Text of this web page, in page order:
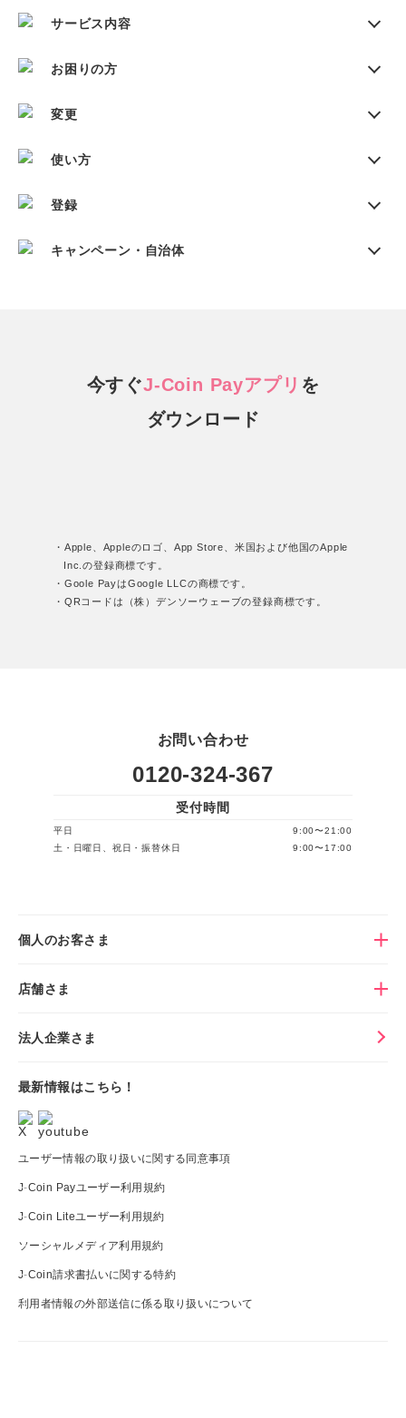
サービス内容
お困りの方
変更
使い方
登録
キャンペーン・自治体
今すぐJ-Coin Payアプリ を
ダウンロード
・Apple、Appleのロゴ、App Store、米国および他国のApple
Inc.の登録商標です。
・Goole PayはGoogle LLCの商標です。
・QRコードは（株）デンソーウェーブの登録商標です。
お問い合わせ
0120-324-367
受付時間
平日
9:00〜21:00
土・日曜日、祝日・振替休日
9:00〜17:00
個人のお客さま
店舗さま
法人企業さま
最新情報はこちら！
ユーザー情報の取り扱いに関する同意事項
J-Coin Payユーザー利用規約
J-Coin Liteユーザー利用規約
ソーシャルメディア利用規約
J-Coin請求書払いに関する特約
利用者情報の外部送信に係る取り扱いについて